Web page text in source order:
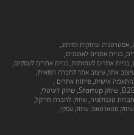
אסטרטגיה שיווקית ומיתוג,
בניית אתרים לארגונים,
בניית אתרים לעמותות,בניית אתרים לעסקים,
אתר,עיצוב אתר לחברה רפואית,
אישית,פיתוח אתרים ‎,
שיווק Startup, שיווק דיגיטלי,
טכנולוגיה,שיווק לחברת מדיקל,
שיווק סטארטאפ,שיווק עסקי,